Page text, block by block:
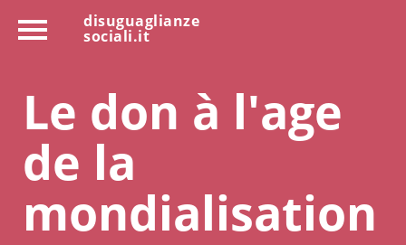
disuguaglianze
sociali.it
Le don à l'age
de la
mondialisation